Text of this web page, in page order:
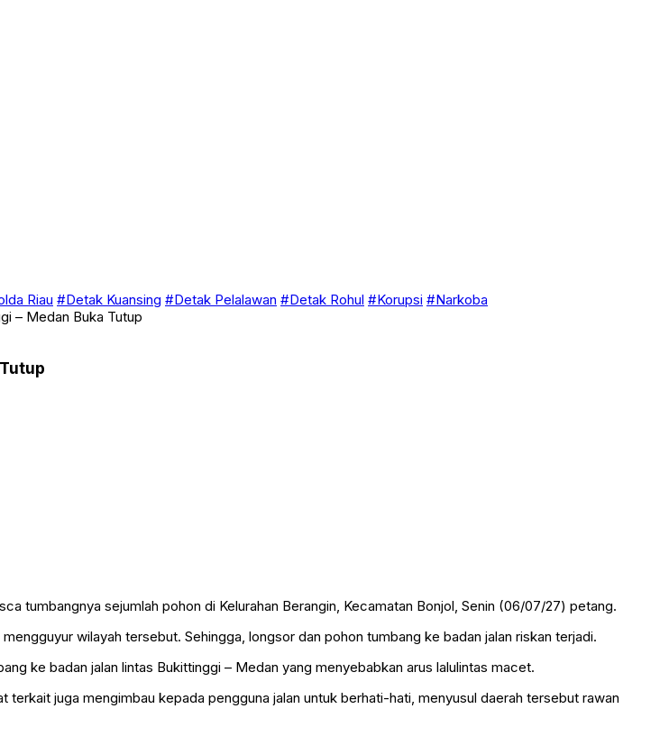
Riau #Detak Kuansing #Detak Pelalawan #Detak Rohul #Korupsi #Narkoba
– Medan Buka Tutup
tumbangnya sejumlah pohon di Kelurahan Berangin, Kecamatan Bonjol, Senin (06/07/27) petang.
wilayah tersebut. Sehingga, longsor dan pohon tumbang ke badan jalan riskan terjadi.
ke badan jalan lintas Bukittinggi – Medan yang menyebabkan arus lalulintas macet.
juga mengimbau kepada pengguna jalan untuk berhati-hati, menyusul daerah tersebut rawan